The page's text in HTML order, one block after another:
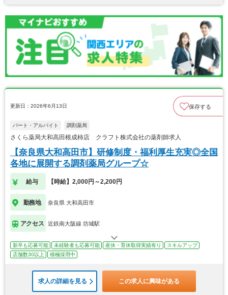
更新日：2026年6月13日 保存する
パート・アルバイト 調剤薬局
さくら薬局大和高田根成柿店 クラフト株式会社の薬剤師求人
【奈良県大和高田市】研修制度・福利厚生充実◎全国
各地に展開する調剤薬局グループ☆
給与 【時給】2,000円～2,200円
勤務地 奈良県 大和高田市
アクセス 近鉄南大阪線 坊城駅
新卒も応募可能 未経験者も応募可能 産休・育休取得実績有り
スキルアップ
店舗数30以上
積極採用中
求人の詳細を見る この求人に興味がある